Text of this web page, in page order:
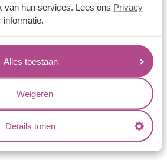
van hun services. Lees ons Privacy
Alles toestaan
Weigeren
Details tonen